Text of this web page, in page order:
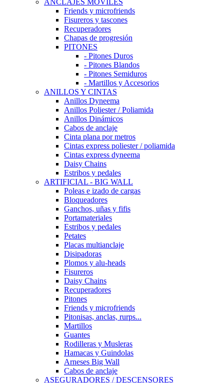
ANCLAJES MÓVILES
Friends y microfriends
Fisureros y tascones
Recuperadores
Chapas de progresión
PITONES
- Pitones Duros
- Pitones Blandos
- Pitones Semiduros
- Martillos y Accesorios
ANILLOS Y CINTAS
Anillos Dyneema
Anillos Poliester / Poliamida
Anillos Dinámicos
Cabos de anclaje
Cinta plana por metros
Cintas express poliester / poliamida
Cintas express dyneema
Daisy Chains
Estribos y pedales
ARTIFICIAL - BIG WALL
Poleas e izado de cargas
Bloqueadores
Ganchos, uñas y fifis
Portamateriales
Estribos y pedales
Petates
Placas multianclaje
Disipadoras
Plomos y alu-heads
Fisureros
Daisy Chains
Recuperadores
Pitones
Friends y microfriends
Pitonisas, anclas, rurps...
Martillos
Guantes
Rodilleras y Musleras
Hamacas y Guindolas
Arneses Big Wall
Cabos de anclaje
ASEGURADORES / DESCENSORES